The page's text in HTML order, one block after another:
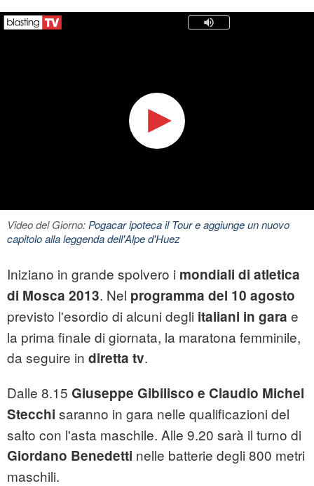
Video del Giorno: Pogacar ipoteca il Tour e aggiunge un nuovo
capitolo alla leggenda dell'Alpe d'Huez
Iniziano in grande spolvero i mondiali di atletica
di Mosca 2013. Nel programma del 10 agosto
previsto l'esordio di alcuni degli italiani in gara e
la prima finale di giornata, la maratona femminile,
da seguire in diretta tv.
Dalle 8.15 Giuseppe Gibilisco e Claudio Michel
Stecchi saranno in gara nelle qualificazioni del
salto con l'asta maschile. Alle 9.20 sarà il turno di
Giordano Benedetti nelle batterie degli 800 metri
maschili.